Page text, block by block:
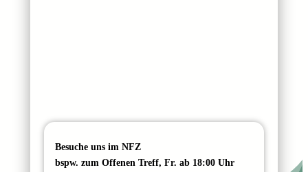
Besuche uns im NFZ
bspw. zum Offenen Treff, Fr. ab 18:00 Uhr